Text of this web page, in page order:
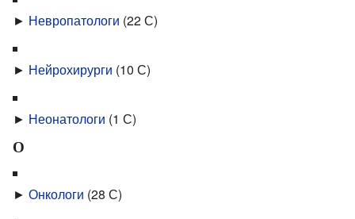
► Невропатологи (22 С)
► Нейрохирурги (10 С)
► Неонатологи (1 С)
О
► Онкологи (28 С)